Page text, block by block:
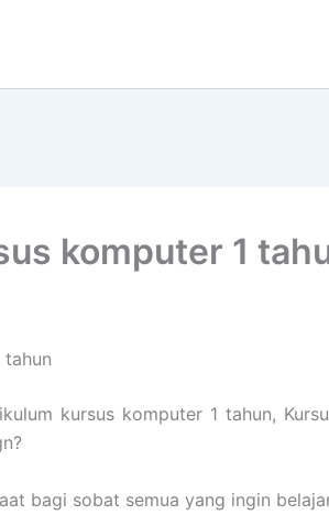
komputer 1
kursus komputer 1 tahun,
bagi sobat semua yang ingin